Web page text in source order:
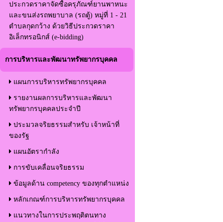
ประกวดราคาจัดซื้อครุภัณฑ์ยานพาหนะ
และขนส่งรถพยาบาล (รถตู้) หมู่ที่ 1 - 21
ตำบลกุดกว้าง ด้วยวิธีประกวดราคา
อิเล็กทรอนิกส์ (e-bidding)
การบริหารและพัฒนาทรัพยากรบุคคล
แผนการบริหารทรัพยากรบุคคล
รายงานผลการบริหารและพัฒนา
ทรัพยากรบุคคลประจำปี
ประมวลจริยธรรมสำหรับ เจ้าหน้าที่
ของรัฐ
แผนอัตรากำลัง
การขับเคลื่อนจริยธรรม
ข้อมูลด้าน competency ของทุกตำแหน่ง
หลักเกณฑ์การบริหารทรัพยากรบุคคล
แนวทางในการประพฤติตนทาง